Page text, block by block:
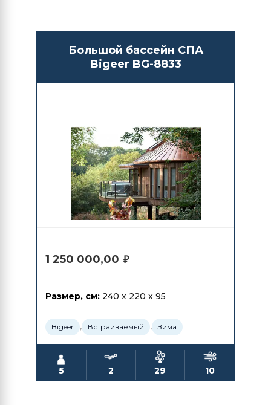
Большой бассейн СПА
Bigeer BG-8833
1 250 000,00 ₽
Размер, см: 240 x 220 x 95
Bigeer , Встраиваемый , Зима
5 2 29 10